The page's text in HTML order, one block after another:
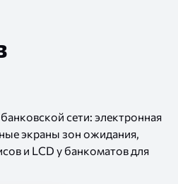
сети: электронная
экраны зон ожидания,
и LCD у банкоматов для